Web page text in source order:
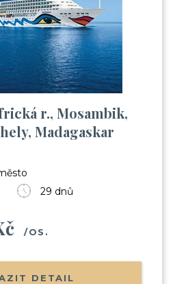
r., Mosambik,
Madagaskar
29 dnů
/OS.
DETAIL